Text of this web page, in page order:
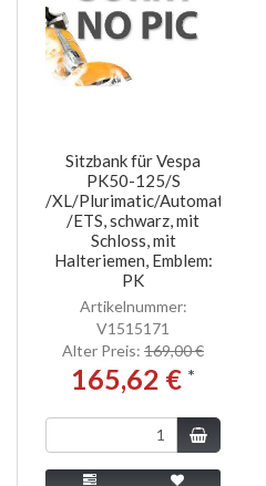
Sitzbank für Vespa
PK50-125/S
/XL/Plurimatic/Automatica
/ETS, schwarz, mit
Schloss, mit
Halteriemen, Emblem:
PK
Artikelnummer:
V1515171
Alter Preis: 169,00 €
165,62 € *